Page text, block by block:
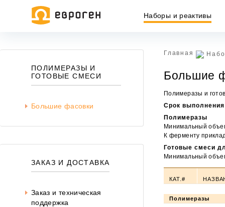
Наборы и реактивы
ПОЛИМЕРАЗЫ И
ГОТОВЫЕ СМЕСИ
Большие фасовки
ЗАКАЗ И ДОСТАВКА
Заказ и техническая
поддержка
Главная
Большие
Полимеразы и
Срок
Полимеразы
Минимальный
К ферменту
Готовые смеси
Минимальный
КАТ.#
Полимеразы
Информация, представленная на сайте, носит
437 ГК РФ.
Окончательная цена товара указывается в документе на